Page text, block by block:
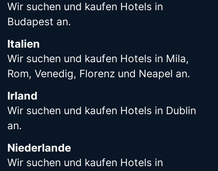
Wir suchen und kaufen Hotels in
Budapest an.
Italien
Wir suchen und kaufen Hotels in Mila,
Rom, Venedig, Florenz und Neapel an.
Irland
Wir suchen und kaufen Hotels in Dublin
an.
Niederlande
Wir suchen und kaufen Hotels in